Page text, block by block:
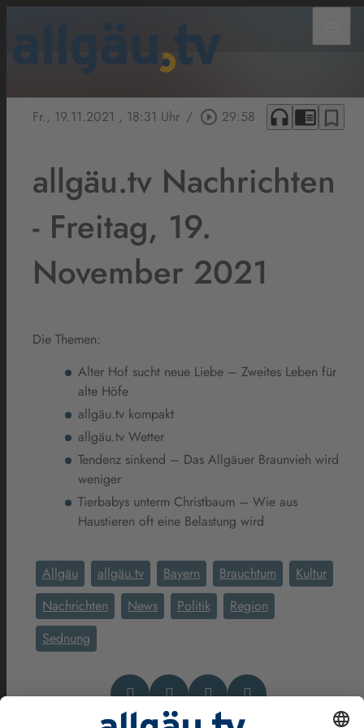
Fr., 19.11.2021 , 18:31 Uhr / play_circle_outline 29:58 headphones chrome_reader_mode bookmark_border
allgäu.tv Nachrichten
- Freitag, 19.
November 2021
Die Themen:
Alter Hof sucht neue Liebe – Zweites Leben für
alte Höfe
allgäu.tv kompakt
allgäu.tv Wetter
Tendenz sinkend – Das Allgäuer Braunvieh wird
weniger
Tierbabys unterm Christbaum – Wie aus
Haustieren oft eine Belastung wird
Allgäu allgäu.tv Bayern Brauchtum
Kultur
Nachrichten
News Politik
Region
Sednung